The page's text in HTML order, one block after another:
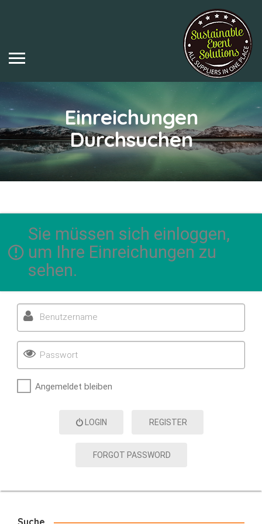
Einreichungen
Durchsuchen
Sie müssen sich einloggen,
um Ihre Einreichungen zu
sehen.
Benutzername
Passwort
Angemeldet bleiben
LOGIN REGISTER
FORGOT PASSWORD